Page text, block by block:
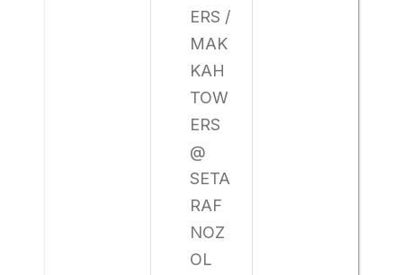
ERS /
MAK
KAH
TOW
ERS
@
SETA
RAF
NOZ
OL